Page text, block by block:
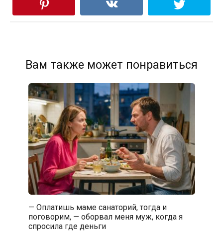
Вам также может понравиться
— Оплатишь маме санаторий, тогда и
поговорим, — оборвал меня муж, когда я
спросила где деньги